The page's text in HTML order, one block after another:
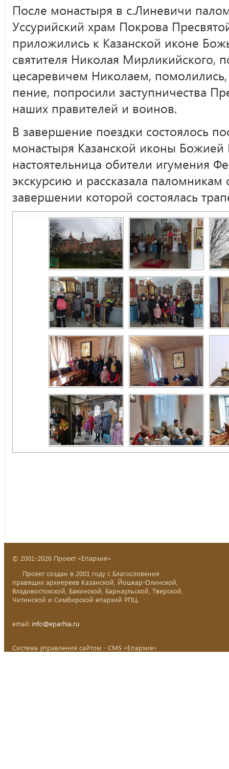
После монастыря в с.Линевичи
Уссурийский храм Покрова
приложились к Казанской иконе
святителя Николая Мирликийского,
цесаревичем Николаем,
пение, попросили заступничества
наших правителей и воинов.
В завершение поездки состоялось
монастыря Казанской иконы Божией
настоятельница обители игумения
экскурсию и рассказала
завершении которой состоялась
© 2001-2026 Проект «Епархия»
Проект создан в 2001 году с Благословения
правящих архиереев Казанской, Йошкар-Олинской,
Владивостокской, Бакинской, Барнаульской, Тверской,
Читинской и Симбирской епархий РПЦ.
email: info@eparhia.ru
Система управления сайтом - CMS «Епархия»